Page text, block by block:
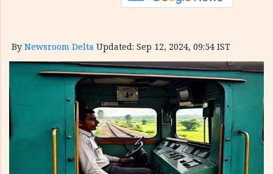
By Newsroom Delta Updated: Sep 12, 2024, 09:54 IST